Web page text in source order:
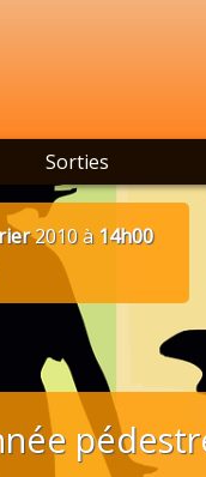
Sorties
2010 à 14h00